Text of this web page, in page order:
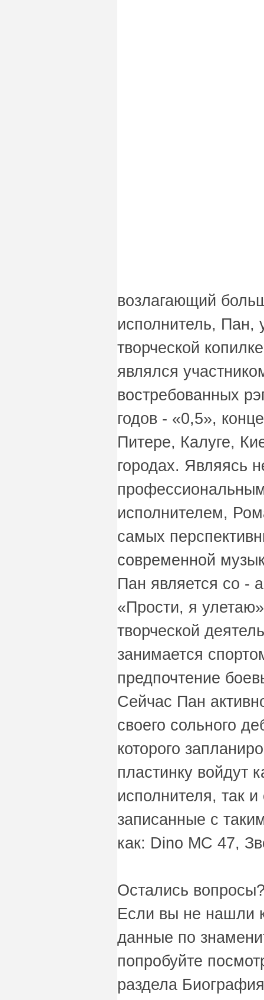
возлагающий
исполнитель, Пан,
творческой
являлся
востребованных
годов - «0,5»,
Питере, Калуге,
городах. Являясь
исполнителем,
самых
современной
Пан является со -
«Прости, я
творческой
занимается
предпочтение
Сейчас Пан
своего сольного
которого
пластинку войдут
исполнителя, так
записанные с
как: Dino MC 47,
Остались
Если вы не нашли
данные по
попробуйте
раздела